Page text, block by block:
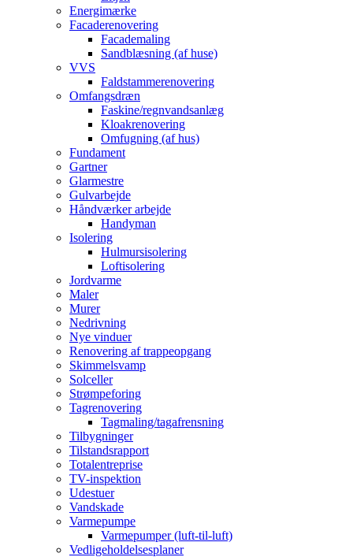
Energimærke
Facaderenovering
Facademaling
Sandblæsning (af huse)
VVS
Faldstammerenovering
Omfangsdræn
Faskine/regnvandsanlæg
Kloakrenovering
Omfugning (af hus)
Fundament
Gartner
Glarmestre
Gulvarbejde
Håndværker arbejde
Handyman
Isolering
Hulmursisolering
Loftisolering
Jordvarme
Maler
Murer
Nedrivning
Nye vinduer
Renovering af trappeopgang
Skimmelsvamp
Solceller
Strømpeforing
Tagrenovering
Tagmaling/tagafrensning
Tilbygninger
Tilstandsrapport
Totalentreprise
TV-inspektion
Udestuer
Vandskade
Varmepumpe
Varmepumper (luft-til-luft)
Vedligeholdelsesplaner